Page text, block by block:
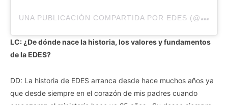
U
NA PUBLICACIÓN COMPARTIDA POR EDES (@EDESELDORADO)
LC: ¿De dónde nace la historia, los valores y fundamentos
de la EDES?
DD: La historia de EDES arranca desde hace muchos años ya
que desde siempre en el corazón de mis padres cuando